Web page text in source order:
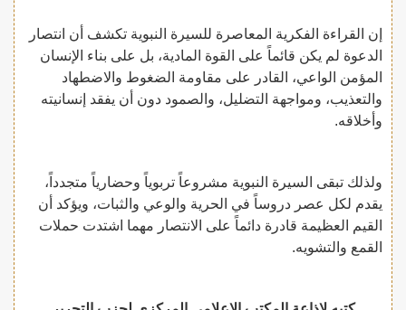
إن القراءة الفكرية المعاصرة للسيرة النبوية تكشف أن انتصار
الدعوة لم يكن قائماً على القوة المادية، بل على بناء الإنسان
المؤمن الواعي، القادر على مقاومة الضغوط والاضطهاد
والتعذيب، ومواجهة التضليل، والصمود دون أن يفقد إنسانيته
وأخلاقه.
ولذلك تبقى السيرة النبوية مشروعاً تربوياً وحضارياً متجدداً،
يقدم لكل عصر دروساً في الحرية والوعي والثبات، ويؤكد أن
القيم العظيمة قادرة دائماً على الانتصار مهما اشتدت حملات
القمع والتشويه.